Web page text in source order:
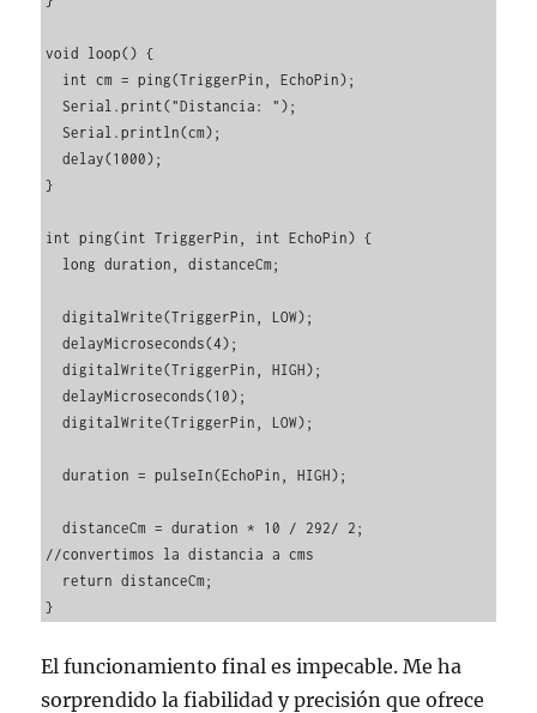
void loop() {
}
int ping(int TriggerPin, int EchoPin) {
//convertimos la distancia a cms
}
El funcionamiento final es impecable. Me ha
sorprendido la fiabilidad y precisión que ofrece